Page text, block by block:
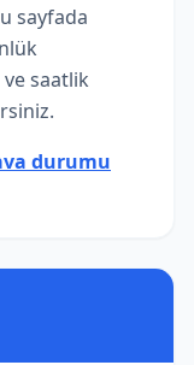
sayfada
ve saatlik
durumu